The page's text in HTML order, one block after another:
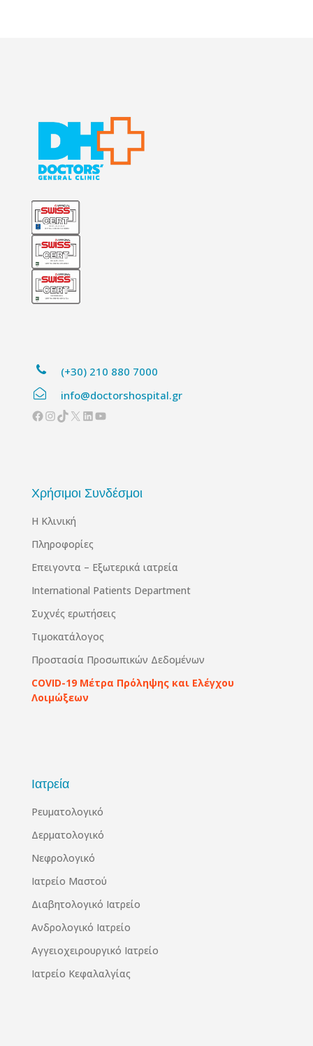
(+30) 210 880 7000
info@doctorshospital.gr
Facebook
Instagram
TikTok
X Linkedin
YouTube
Χρήσιμοι Συνδέσμοι
Η Κλινική
Πληροφορίες
Επειγοντα – Εξωτερικά ιατρεία
International Patients Department
Συχνές ερωτήσεις
Τιμοκατάλογος
Προστασία Προσωπικών Δεδομένων
COVID-19 Μέτρα Πρόληψης και Ελέγχου
Λοιμώξεων
Ιατρεία
Ρευματολογικό
Δερματολογικό
Νεφρολογικό
Ιατρείο Μαστού
Διαβητολογικό Ιατρείο
Ανδρολογικό Ιατρείο
Αγγειοχειρουργικό Ιατρείο
Ιατρείο Κεφαλαλγίας